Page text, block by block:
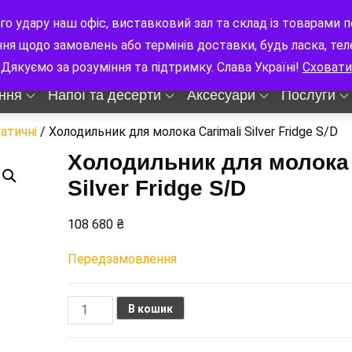
удару наш офіс, виставковий зал та склад із
щодо замовлень або термінів доставки, будь ласка,
Дякуємо за розуміння та підтримку. Слава Україні! Сховати
Напої та десерти Аксесуари Послуги
/ Холодильник для молока Carimali Silver Fridge S/D
Холодильник для
Silver Fridge S/D
108 680 ₴
Передзамовлення
Холодильник
для
В кошик